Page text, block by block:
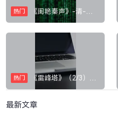
热门 《闺艳秦声》-清-单阿蒙
热门 《雷峰塔》（2/3）-清-方成培
最新文章